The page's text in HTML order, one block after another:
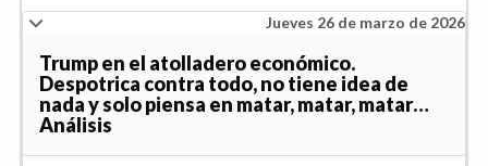
Jueves 26 de marzo de 2026
Trump en el atolladero económico.
Despotrica contra todo, no tiene idea de
nada y solo piensa en matar, matar, matar…
Análisis